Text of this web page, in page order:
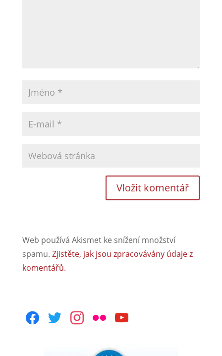
Web používá Akismet ke snížení množství
spamu. Zjistěte, jak jsou zpracovávány údaje z
komentářů.
facebooktwitterinstagram
flickr youtube